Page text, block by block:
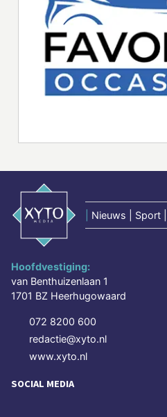
Nieuws | Sport
Hoofdvestiging:
van Benthuizenlaan 1
1701 BZ Heerhugowaard
072 8200 600
redactie@xyto.nl
www.xyto.nl
SOCIAL MEDIA